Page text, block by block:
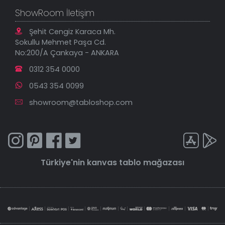
ShowRoom İletişim
Şehit Cengiz Karaca Mh.
Sokullu Mehmet Paşa Cd.
No:200/A Çankaya - ANKARA
0312 354 0000
0543 354 0099
showroom@tabloshop.com
Türkiye'nin kanvas tablo mağazası